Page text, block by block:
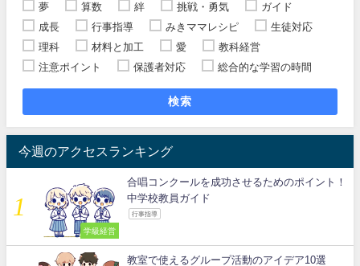
夢
算数 絆 挑戦・勇気
ガイド
成長
行事指導 みきママレシピ
生徒対応
理科
材料と加工 愛
教科経営
注意ポイント
保護者対応 総合的な学習の時間
検索
今週のアクセスランキング
学級経営
合唱コンクールを成功させるためのポイント！
中学校教員ガイド
行事指導
教室で使えるグループ活動のアイデア10選